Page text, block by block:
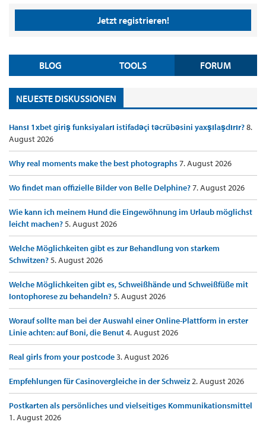
Jetzt registrieren!
BLOG TOOLS FORUM
NEUESTE DISKUSSIONEN
Hansı 1xbet giriş funksiyaları istifadəçi təcrübəsini yaxşılaşdırır?8.
August 2026
Why real moments make the best photographs7. August 2026
Wo findet man offizielle Bilder von Belle Delphine?7. August 2026
Wie kann ich meinem Hund die Eingewöhnung im Urlaub möglichst
leicht machen?5. August 2026
Welche Möglichkeiten gibt es zur Behandlung von starkem
Schwitzen?5. August 2026
Welche Möglichkeiten gibt es, Schweißhände und Schweißfüße mit
Iontophorese zu behandeln?5. August 2026
Worauf sollte man bei der Auswahl einer Online-Plattform in erster
Linie achten: auf Boni, die Benut4. August 2026
Real girls from your postcode3. August 2026
Empfehlungen für Casinovergleiche in der Schweiz2. August 2026
Postkarten als persönliches und vielseitiges Kommunikationsmittel
1. August 2026